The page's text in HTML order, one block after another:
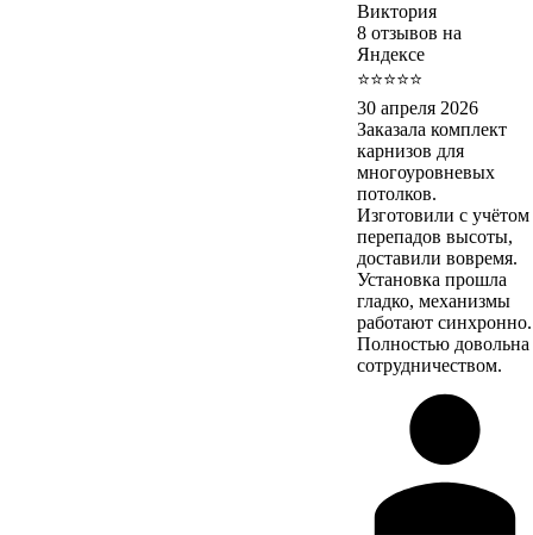
Виктория
8 отзывов на
Яндексе
⭐⭐⭐⭐⭐
30 апреля 2026
Заказала комплект
карнизов для
многоуровневых
потолков.
Изготовили с учётом
перепадов высоты,
доставили вовремя.
Установка прошла
гладко, механизмы
работают синхронно.
Полностью довольна
сотрудничеством.